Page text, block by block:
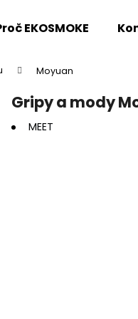
EKOSMOKE
Moyuan
Gripy a mody
MEET
Co